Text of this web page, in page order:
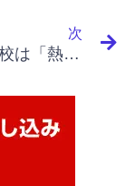
次
大和麺学校は「熱血指導」というイメージです。